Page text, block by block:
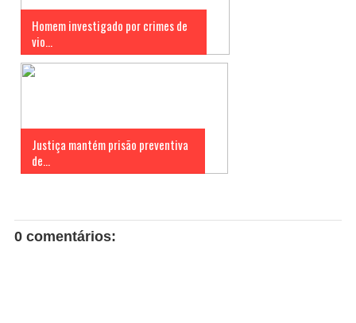
Homem investigado por crimes de
vio...
Justiça mantém prisão preventiva
de...
0 comentários: